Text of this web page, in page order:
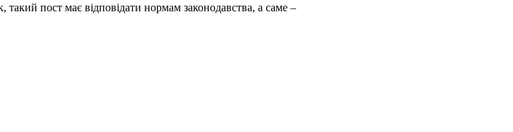
пост має відповідати нормам законодавства, а саме –